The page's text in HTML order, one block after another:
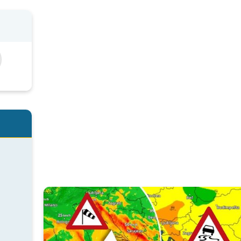
Kako pronaći upozorenje za nevrijeme. Obavijest